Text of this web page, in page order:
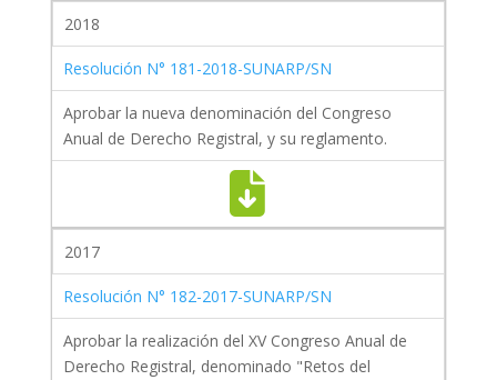
2018
Resolución N° 181-2018-SUNARP/SN
Aprobar la nueva denominación del Congreso
Anual de Derecho Registral, y su reglamento.
2017
Resolución N° 182-2017-SUNARP/SN
Aprobar la realización del XV Congreso Anual de
Derecho Registral, denominado "Retos del